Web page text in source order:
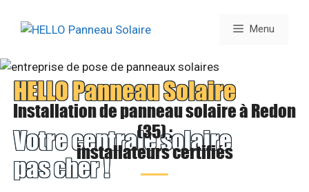
Menu
HELLO Panneau Solaire
Votre centrale solaire
pas cher !
Installation de panneau solaire à Redon
(35) :
installateurs certifiés